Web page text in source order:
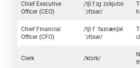
Chief Executive
Officer (CEO)
/tʃiːf ɪɡˈzɛkjʊtɪv
ˈɔfɪsər/
Chief Financial
Officer (CFO)
/tʃiːf ˈfaɪnænʃəl
ˈɔfɪsər/
Clerk /klɜrk/